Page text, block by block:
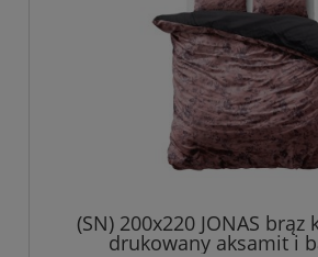
(SN) 200x220 JONAS
drukowany aksamit i